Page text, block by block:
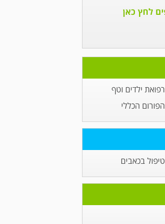
רפואת ילדים וטף
הפורום הכללי
טיפול בכאבים